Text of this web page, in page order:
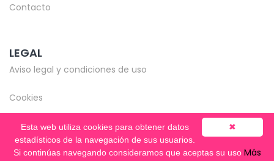
Contacto
LEGAL
Aviso legal y condiciones de uso
Cookies
© Copyright 2020-2026 -Mentooring
✖
Esta web utiliza cookies para obtener datos
estadísticos de la navegación de sus usuarios.
Si continúas navegando consideramos que aceptas su uso Más